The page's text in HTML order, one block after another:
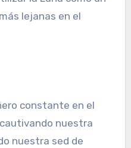
lejanas en el
constante en el
nuestra
nuestra sed de